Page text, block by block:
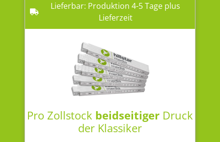
Lieferbar: Produktion 4-5 Tage plus
Lieferzeit
Pro Zollstock beidseitiger Druck
der Klassiker